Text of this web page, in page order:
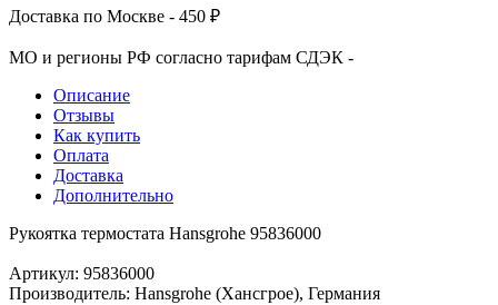
Доставка по Москве - 450 ₽
МО и регионы РФ согласно тарифам СДЭК -
Описание
Отзывы
Как купить
Оплата
Доставка
Дополнительно
Рукоятка термостата Hansgrohe 95836000
Артикул: 95836000
Производитель: Hansgrohe (Хансгрое), Германия